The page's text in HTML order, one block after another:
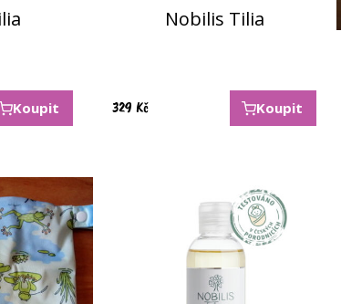
Koupit
Nobilis Tilia
329 Kč Koupit